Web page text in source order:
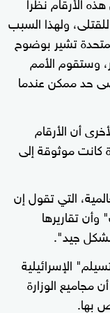
ولهذا السبب
تشير بوضوح
وستقوم الأمم
حد ممكن عندما
أن الأرقام
كانت موثوقة إلى
التي تقول إن
وأن تقاريرها
جيد".
الإسرائيلية
لحقوق الإنسان بعد صراع غزة عام 2014 أن مجاميع الوزارة
بها.